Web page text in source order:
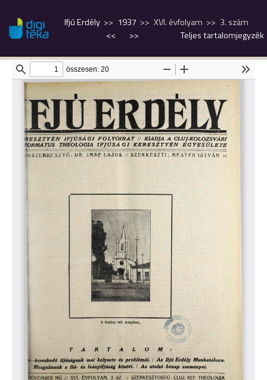
Ifjú Erdély 1937 XVI. évfolyam
3. szám
<<
>> Teljes tartalomjegyzék